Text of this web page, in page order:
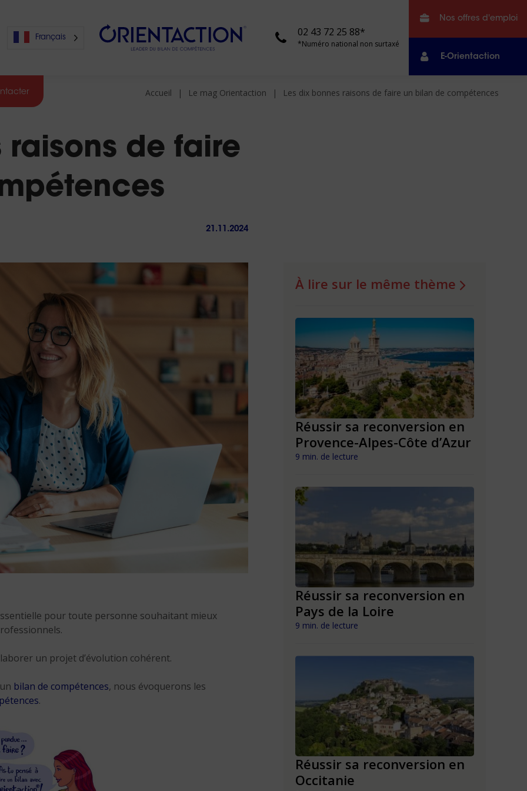
Français 02 43 72 25 88*
*Numéro national non surtaxé
Nos offres d'emploi
E-Orientaction
24h
Accueil Le mag Orientaction Les dix bonnes raisons de faire un bilan de compétences
raisons de faire
21.11.2024
pour toute personne souhaitant mieux
un projet d’évolution cohérent.
bilan de compétences, nous évoquerons les
.
À lire sur le même thème
Réussir sa reconversion en
Guyane
9 min. de lecture
Martinique
Réussir sa reconversion en
Provence-Alpes-Côte d’Azur
9 min. de lecture
Réussir sa reconversion en
Pays de la Loire
9 min. de lecture
Réussir sa reconversion en
Occitanie